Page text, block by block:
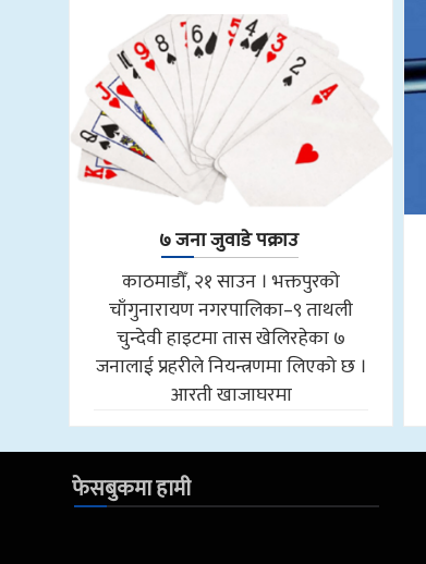
७ जना जुवाडे पक्राउ
काठमाडौँ, २१ साउन । भक्तपुरको
चाँगुनारायण नगरपालिका–९ ताथली
चुन्देवी हाइटमा तास खेलिरहेका ७
जनालाई प्रहरीले नियन्त्रणमा लिएको छ ।
आरती खाजाघरमा
फेसबुकमा हामी